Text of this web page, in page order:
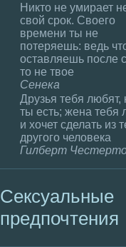
Никто не умирает
свой сpoк. Своего
вpeмени ты не
потеряешь: ведь
оставляешь после
то не твое
Сенека
Друзья тебя любят,
ты есть; жена тебя
и хочет сделать из
другого челoвека
Гилберт
Сексуальные
пpeдпочтения